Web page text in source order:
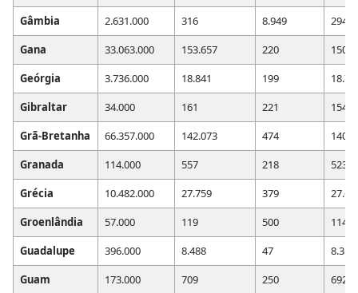
Gâmbia
2.631.000 316 8.949
294
Gana
33.063.000 153.657 220
Geórgia
3.736.000 18.841 199
Gibraltar
34.000 161 221
154
Grã-Bretanha
66.357.000 142.073 474
Granada
114.000 557 218
523
Grécia
10.482.000 27.759 379
Groenlândia
57.000 119 500
114
Guadalupe
396.000 8.488 47
8.352
Guam
173.000 709 250 692